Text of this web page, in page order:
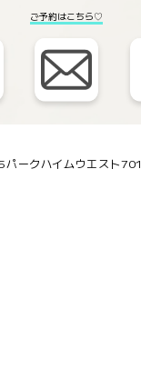
ご予約はこちら♡
ークハイムウエスト701